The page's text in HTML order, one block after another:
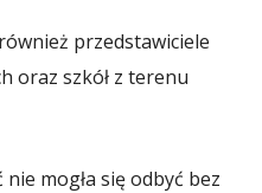
przedstawiciele
oraz szkół z terenu
mogła się odbyć bez